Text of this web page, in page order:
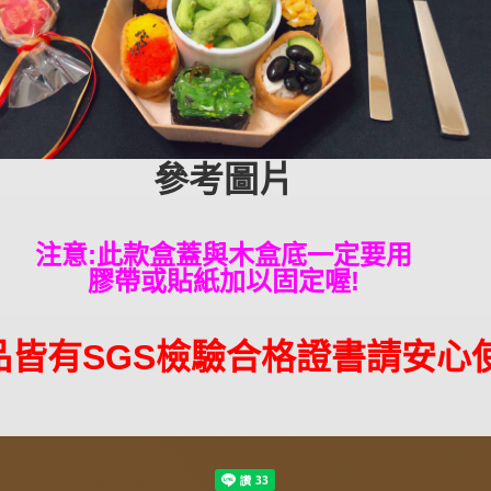
參考圖片
注意:此款盒蓋與木盒底一定要用
膠帶或貼紙加以固定喔!
皆有SGS檢驗合格證書請安心